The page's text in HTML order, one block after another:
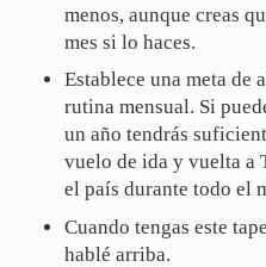
menos, aunque creas
mes si lo haces.
Establece una meta de
rutina mensual. Si
un año tendrás
vuelo de ida y vuelta a
el país durante todo el
Cuando tengas este
hablé arriba.